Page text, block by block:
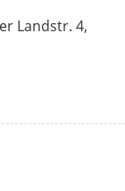
Landstr. 4,